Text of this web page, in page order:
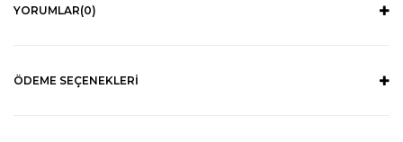
YORUMLAR(0)
ÖDEME SEÇENEKLERI